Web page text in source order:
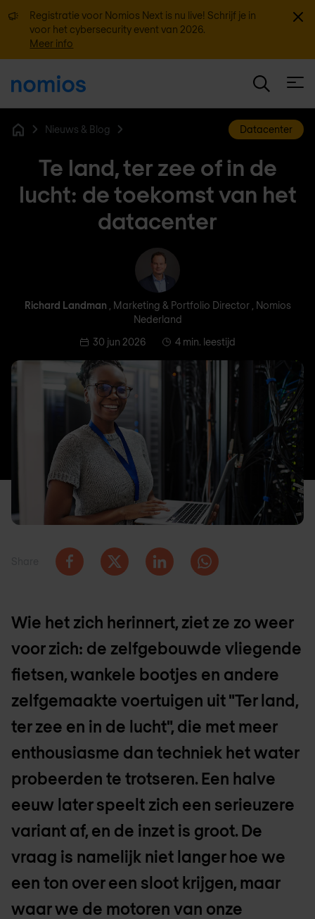
Registratie voor Nomios Next is nu live! Schrijf je in
voor het cybersecurity event van 2026.
Meer info
Nieuws & Blog Datacenter
Te land, ter zee of in de
lucht: de toekomst van het
datacenter
Richard Landman
Richard Landman , Marketing & Portfolio Director , Nomios
Nederland
30 jun 2026
4 min. leestijd
Wie het zich herinnert, ziet ze zo weer
voor zich: de zelfgebouwde vliegende
fietsen, wankele bootjes en andere
zelfgemaakte voertuigen uit "Ter land,
ter zee en in de lucht", die met meer
enthousiasme dan techniek het water
probeerden te trotseren. Een halve
eeuw later speelt zich een serieuzere
variant af, en de inzet is groot. De
vraag is namelijk niet langer hoe we
een ton over een sloot krijgen, maar
waar we de motoren van onze